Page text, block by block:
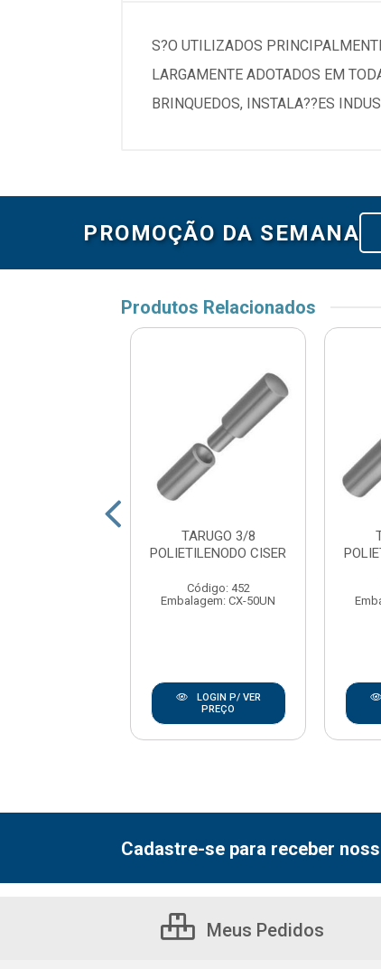
S?O UTILIZADOS
LARGAMENTE ADOTADOS EM
BRINQUEDOS, INSTALA??ES
PROMOÇÃO DA SEMANA
Produtos Relacionados
TARUGO 3/8
POLIETILENODO CISER
Código: 452
Embalagem: CX-50UN
LOGIN P/ VER
PREÇO
Cadastre-se para receber
Meus Pedidos